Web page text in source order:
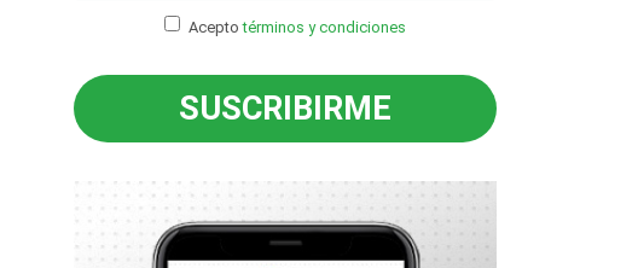
Aceptotérminos y condiciones
SUSCRIBIRME